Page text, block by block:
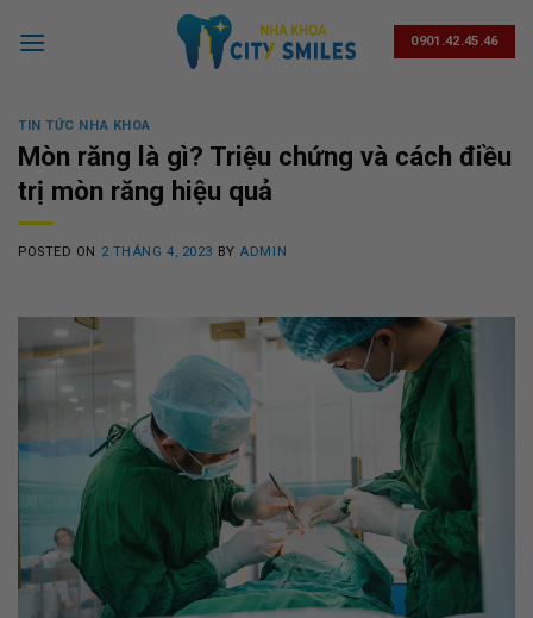
0901.42.45.46
TIN TỨC NHA KHOA
Mòn răng là gì? Triệu chứng và cách điều
trị mòn răng hiệu quả
POSTED ON 2 THÁNG 4, 2023 BY ADMIN